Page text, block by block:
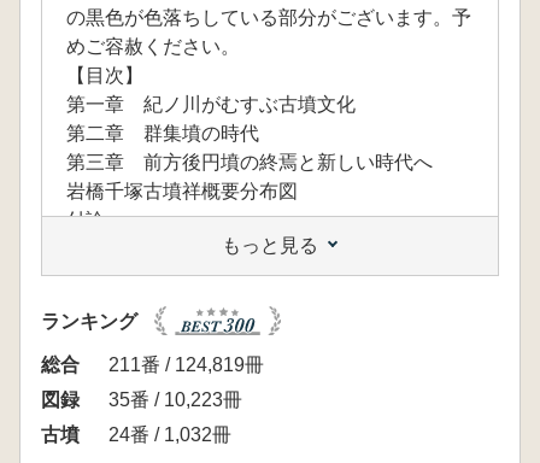
の黒色が色落ちしている部分がございます。予
めご容赦ください。
【目次】
第一章 紀ノ川がむすぶ古墳文化
第二章 群集墳の時代
第三章 前方後円墳の終焉と新しい時代へ
岩橋千塚古墳祥概要分布図
付論
付論一 紀伊の首長と須恵器生産 仲辻慧大
付論二 岩橋千塚古墳群における副葬品の様
相 瀬谷今日子
付論三 紀ノ川下流域の群集墳について 萩野
谷正宏
参考資料
図版目録
展示品目録
もっと見る
ランキング
総合
211番 / 124,819冊
図録
35番 / 10,223冊
古墳
24番 / 1,032冊